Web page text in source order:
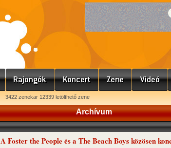
3422 zenekar 12339 letölthető zene
Archívum
A Foster the People és a The Beach Boys közösen